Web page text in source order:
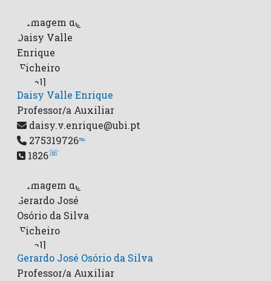
Daisy Valle Enrique
Professor/a Auxiliar
daisy.v.enrique@ubi.pt
275319726℡
1826☏
Gerardo José Osório da Silva
Professor/a Auxiliar